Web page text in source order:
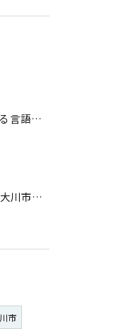
児童発達における言語聴覚士の仕事内容とは？
🌸4月1日から、大川市で新たに児童発達支援・放課後等デイサー...
市